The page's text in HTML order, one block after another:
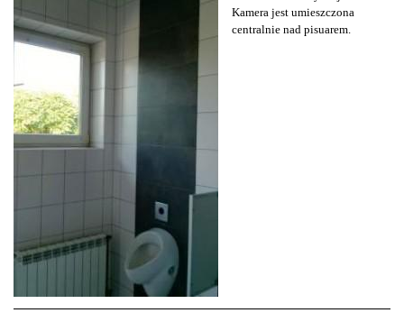
Kamera jest umieszczona
centralnie nad pisuarem.